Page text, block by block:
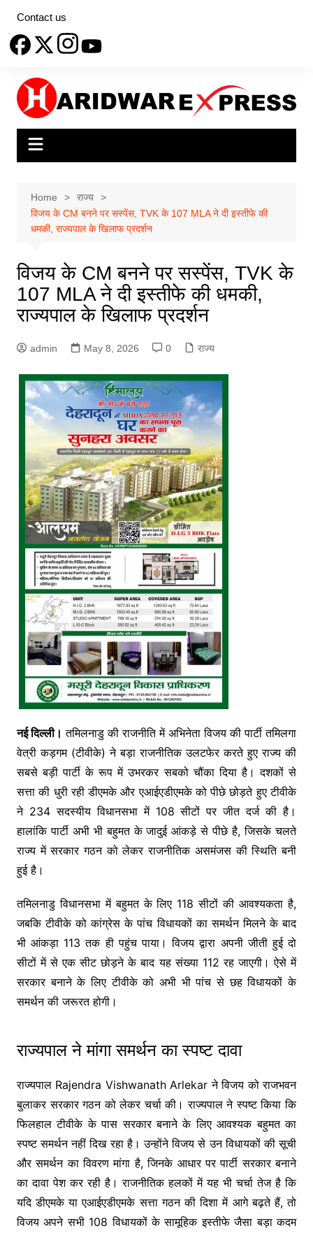
content
Contact us
Home
राज्य
विजय के CM बनने पर सस्पेंस, TVK के 107 MLA ने दी इस्तीफे की
धमकी, राज्यपाल के खिलाफ प्रदर्शन
विजय के CM बनने पर सस्पेंस, TVK के
107 MLA ने दी इस्तीफे की धमकी,
राज्यपाल के खिलाफ प्रदर्शन
admin May 8, 2026 0 राज्य
नई दिल्ली। तमिलनाडु की राजनीति में अभिनेता विजय की पार्टी तमिलगा
वेत्री कड़गम (टीवीके) ने बड़ा राजनीतिक उलटफेर करते हुए राज्य की
सबसे बड़ी पार्टी के रूप में उभरकर सबको चौंका दिया है। दशकों से
सत्ता की धुरी रही डीएमके और एआईएडीएमके को पीछे छोड़ते हुए टीवीके
ने 234 सदस्यीय विधानसभा में 108 सीटों पर जीत दर्ज की है।
हालांकि पार्टी अभी भी बहुमत के जादुई आंकड़े से पीछे है, जिसके चलते
राज्य में सरकार गठन को लेकर राजनीतिक असमंजस की स्थिति बनी
हुई है।
तमिलनाडु विधानसभा में बहुमत के लिए 118 सीटों की आवश्यकता है,
जबकि टीवीके को कांग्रेस के पांच विधायकों का समर्थन मिलने के बाद
भी आंकड़ा 113 तक ही पहुंच पाया। विजय द्वारा अपनी जीती हुई दो
सीटों में से एक सीट छोड़ने के बाद यह संख्या 112 रह जाएगी। ऐसे में
सरकार बनाने के लिए टीवीके को अभी भी पांच से छह विधायकों के
समर्थन की जरूरत होगी।
राज्यपाल ने मांगा समर्थन का स्पष्ट दावा
राज्यपाल Rajendra Vishwanath Arlekar ने विजय को राजभवन
बुलाकर सरकार गठन को लेकर चर्चा की। राज्यपाल ने स्पष्ट किया कि
फिलहाल टीवीके के पास सरकार बनाने के लिए आवश्यक बहुमत का
स्पष्ट समर्थन नहीं दिख रहा है। उन्होंने विजय से उन विधायकों की सूची
और समर्थन का विवरण मांगा है, जिनके आधार पर पार्टी सरकार बनाने
का दावा पेश कर रही है। राजनीतिक हलकों में यह भी चर्चा तेज है कि
यदि डीएमके या एआईएडीएमके सत्ता गठन की दिशा में आगे बढ़ते हैं, तो
विजय अपने सभी 108 विधायकों के सामूहिक इस्तीफे जैसा बड़ा कदम